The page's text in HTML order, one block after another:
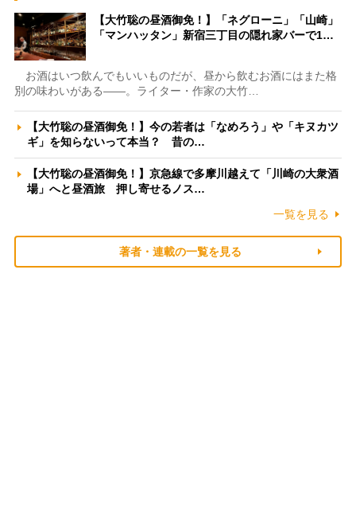
【大竹聡の昼酒御免！】「ネグローニ」「山崎」
「マンハッタン」新宿三丁目の隠れ家バーで1…
お酒はいつ飲んでもいいものだが、昼から飲むお酒にはまた格
別の味わいがある――。ライター・作家の大竹…
【大竹聡の昼酒御免！】今の若者は「なめろう」や「キヌカツ
ギ」を知らないって本当？ 昔の…
【大竹聡の昼酒御免！】京急線で多摩川越えて「川崎の大衆酒
場」へと昼酒旅 押し寄せるノス…
一覧を見る
著者・連載の一覧を見る